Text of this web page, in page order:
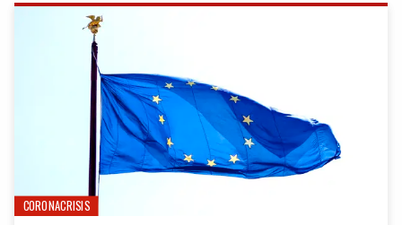
CORONACRISIS